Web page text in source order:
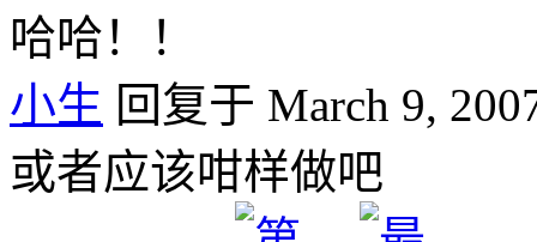
哈哈！！
小生 回复于 March 9,
或者应该咁样做吧